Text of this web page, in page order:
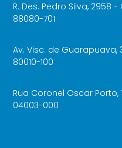
R. Des. Pedro Silva, 2958
88080-701
Av. Visc. de Guarapuava,
80010-100
Rua Coronel Oscar Porto,
04003-000